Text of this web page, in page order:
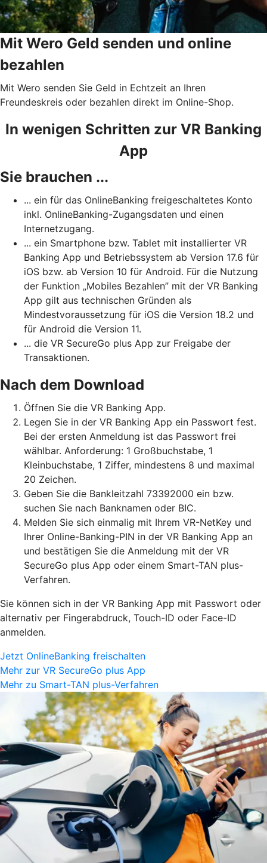
Mit Wero Geld senden und online
bezahlen
Mit Wero senden Sie Geld in Echtzeit an Ihren
Freundeskreis oder bezahlen direkt im Online-Shop.
In wenigen Schritten zur VR Banking
App
Sie brauchen ...
... ein für das OnlineBanking freigeschaltetes Konto
inkl. OnlineBanking-Zugangsdaten und einen
Internetzugang.
... ein Smartphone bzw. Tablet mit installierter VR
Banking App und Betriebssystem ab Version 17.6 für
iOS bzw. ab Version 10 für Android. Für die Nutzung
der Funktion „Mobiles Bezahlen” mit der VR Banking
App gilt aus technischen Gründen als
Mindestvoraussetzung für iOS die Version 18.2 und
für Android die Version 11.
... die VR SecureGo plus App zur Freigabe der
Transaktionen.
Nach dem Download
Öffnen Sie die VR Banking App.
Legen Sie in der VR Banking App ein Passwort fest.
Bei der ersten Anmeldung ist das Passwort frei
wählbar. Anforderung: 1 Großbuchstabe, 1
Kleinbuchstabe, 1 Ziffer, mindestens 8 und maximal
20 Zeichen.
Geben Sie die Bankleitzahl 73392000 ein bzw.
suchen Sie nach Banknamen oder BIC.
Melden Sie sich einmalig mit Ihrem VR-NetKey und
Ihrer Online-Banking-PIN in der VR Banking App an
und bestätigen Sie die Anmeldung mit der VR
SecureGo plus App oder einem Smart-TAN plus-
Verfahren.
Sie können sich in der VR Banking App mit Passwort oder
alternativ per Fingerabdruck, Touch-ID oder Face-ID
anmelden.
Jetzt OnlineBanking freischalten
Mehr zur VR SecureGo plus App
Mehr zu Smart-TAN plus-Verfahren